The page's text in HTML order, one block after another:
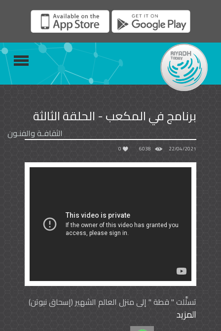
برنامج في المكعب - الحلقة الثالثة
الثقافـة والفنـون
22/04/2021
6038
0
تسلَّلت " قطة " إلى منزل العالم الشهير (إسحاق نيوتن)
مكتشِف قانون الجاذبية، فأقضَّت مضجعه وشغلته عن
أبحاثه بمُوائها وكثْرة حركتها، وأصرَّت على أن تتَّخِذ من
المزيد